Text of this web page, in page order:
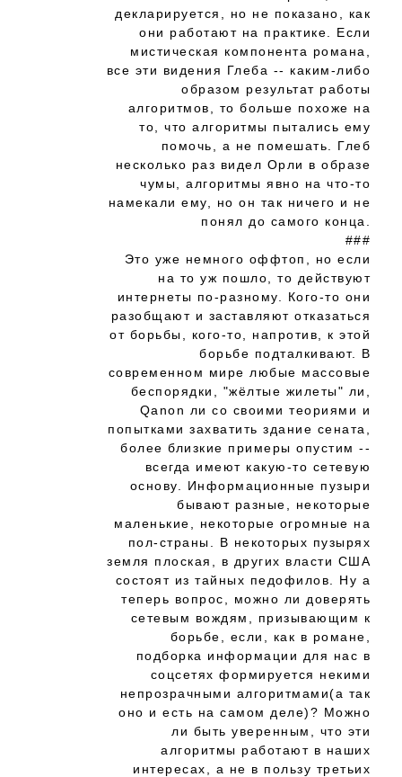
декларируется, но не показано, как
они работают на практике. Если
мистическая компонента романа,
все эти видения Глеба -- каким-либо
образом результат работы
алгоритмов, то больше похоже на
то, что алгоритмы пытались ему
помочь, а не помешать. Глеб
несколько раз видел Орли в образе
чумы, алгоритмы явно на что-то
намекали ему, но он так ничего и не
понял до самого конца.
###
Это уже немного оффтоп, но если
на то уж пошло, то действуют
интернеты по-разному. Кого-то они
разобщают и заставляют отказаться
от борьбы, кого-то, напротив, к этой
борьбе подталкивают. В
современном мире любые массовые
беспорядки, "жёлтые жилеты" ли,
Qanon ли со своими теориями и
попытками захватить здание сената,
более близкие примеры опустим --
всегда имеют какую-то сетевую
основу. Информационные пузыри
бывают разные, некоторые
маленькие, некоторые огромные на
пол-страны. В некоторых пузырях
земля плоская, в других власти США
состоят из тайных педофилов. Ну а
теперь вопрос, можно ли доверять
сетевым вождям, призывающим к
борьбе, если, как в романе,
подборка информации для нас в
соцсетях формируется некими
непрозрачными алгоритмами(а так
оно и есть на самом деле)? Можно
ли быть уверенным, что эти
алгоритмы работают в наших
интересах, а не в пользу третьих